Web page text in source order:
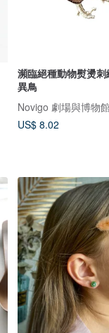
瀕臨絕種動物熨燙
異鳥
Novigo 劇場與博物
US$ 8.02